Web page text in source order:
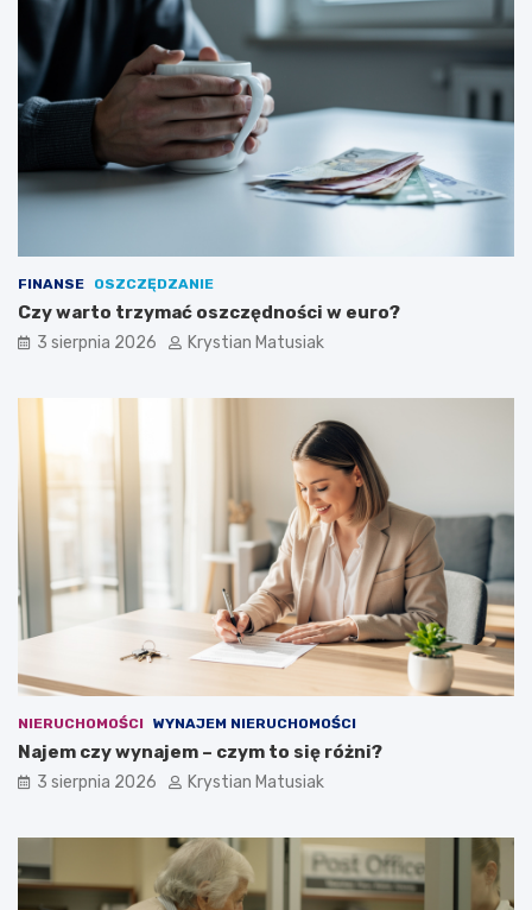
FINANSE OSZCZĘDZANIE
Czy warto trzymać oszczędności w euro?
3 sierpnia 2026 Krystian Matusiak
NIERUCHOMOŚCI WYNAJEM NIERUCHOMOŚCI
Najem czy wynajem – czym to się różni?
3 sierpnia 2026 Krystian Matusiak